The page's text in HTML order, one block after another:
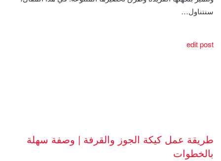
سنتناول…
edit post
طريقة عمل كيكة الجوز والقرفة | وصفة سهلة
بالخطوات